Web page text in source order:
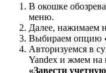
В окошке
меню.
Далее, нажимаем
Выбираем опцию
Авторизуемся в
Yandex и жмем на
«Завести